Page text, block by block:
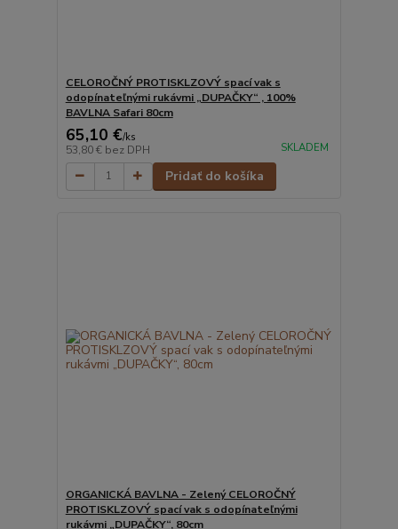
CELOROČNÝ PROTISKLZOVÝ spací vak s
odopínateľnými rukávmi „DUPAČKY“ , 100%
BAVLNA Safari 80cm
65,10 €/ks
53,80 € bez DPH SKLADEM
Pridať do košíka
ORGANICKÁ BAVLNA - Zelený CELOROČNÝ
PROTISKLZOVÝ spací vak s odopínateľnými
rukávmi „DUPAČKY“, 80cm